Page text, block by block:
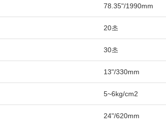
78.35"/1990mm
20초
30초
13"/330mm
5~6kg/cm2
24"/620mm